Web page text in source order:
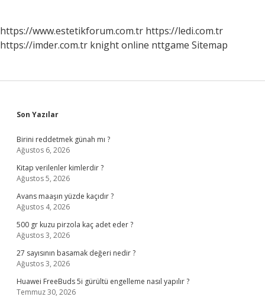
https://www.estetikforum.com.tr https://ledi.com.tr
https://imder.com.tr knight online nttgame Sitemap
Sidebar
Son Yazılar
Birini reddetmek günah mı ?
Ağustos 6, 2026
Kitap verilenler kimlerdir ?
Ağustos 5, 2026
Avans maaşın yüzde kaçıdır ?
Ağustos 4, 2026
500 gr kuzu pirzola kaç adet eder ?
Ağustos 3, 2026
27 sayısının basamak değeri nedir ?
Ağustos 3, 2026
Huawei FreeBuds 5i gürültü engelleme nasıl yapılır ?
Temmuz 30, 2026